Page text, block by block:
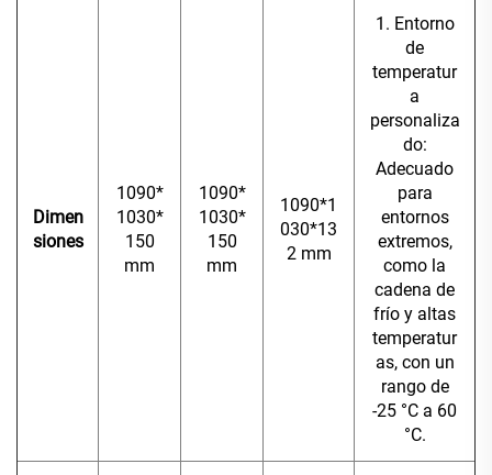
Dimen
siones
1090*
1030*
150
mm
1090*
1030*
150
mm
1090*1
030*13
2 mm
1. Entorno
de
temperatur
a
personaliza
do:
Adecuado
para
entornos
extremos,
como la
cadena de
frío y altas
temperatur
as, con un
rango de
-25 °C a 60
°C.